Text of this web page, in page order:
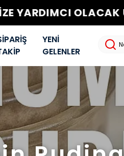
HEMEN TIKLA !
YENİ
GELENLER